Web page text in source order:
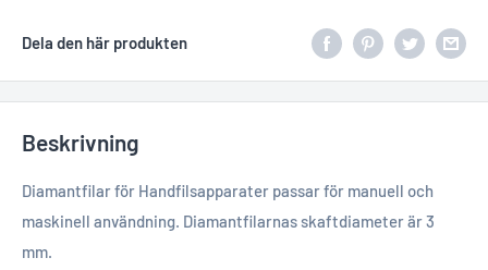
Dela den här produkten
Beskrivning
Diamantfilar för Handfilsapparater passar för manuell och
maskinell användning. Diamantfilarnas skaftdiameter är 3
mm.